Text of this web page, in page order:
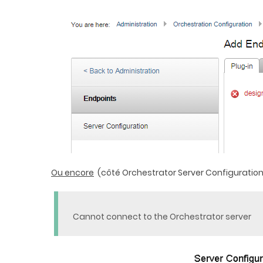
Ou encore (côté Orchestrator Server
Cannot connect to the Orchestrator server